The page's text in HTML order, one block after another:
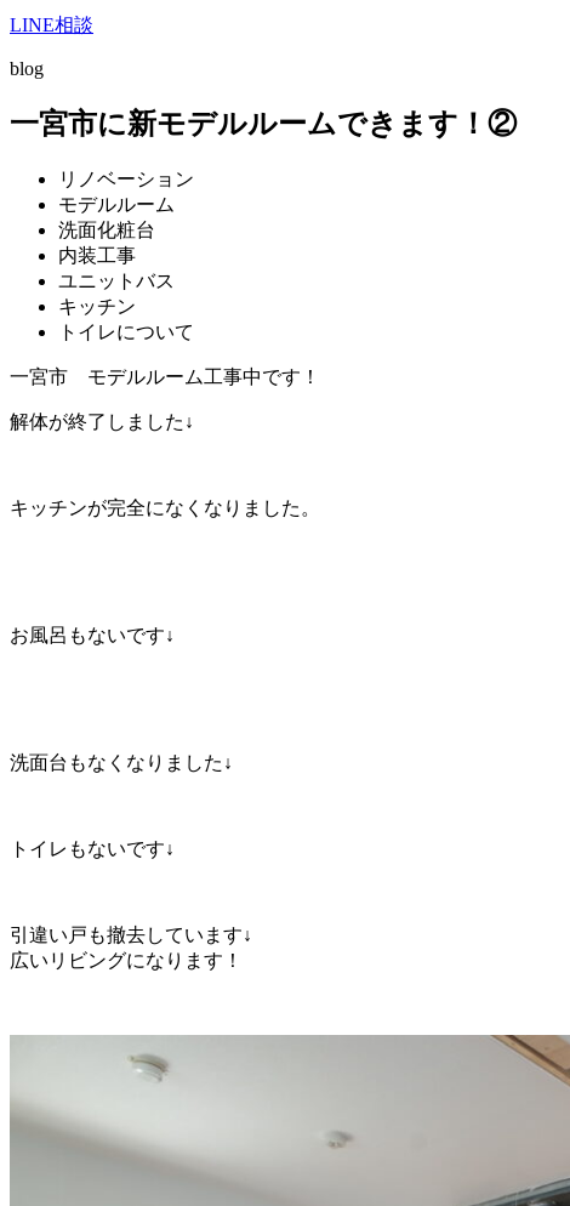
LINE相談
blog
一宮市に新モデルルームできます！②
リノベーション
モデルルーム
洗面化粧台
内装工事
ユニットバス
キッチン
トイレについて
一宮市 モデルルーム工事中です！
解体が終了しました↓
キッチンが完全になくなりました。
お風呂もないです↓
洗面台もなくなりました↓
トイレもないです↓
引違い戸も撤去しています↓
広いリビングになります！